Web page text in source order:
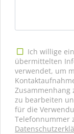
Ich willige
übermittelten
verwendet, um
Zusammenhang
zu bearbeiten
für die
Telefonnummer